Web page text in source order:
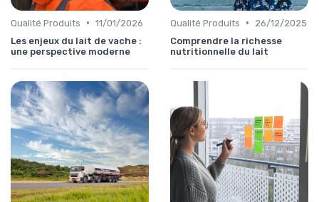
Qualité Produits • 11/01/2026
Les enjeux du lait de vache :
une perspective moderne
Qualité Produits •
26/12/2025
Comprendre la richesse
nutritionnelle du lait